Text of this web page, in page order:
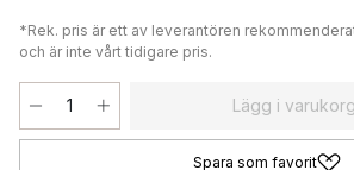
*Rek. pris är ett av leverantören
och är inte vårt tidigare pris.
Lägg i varukorg
Spara som favorit